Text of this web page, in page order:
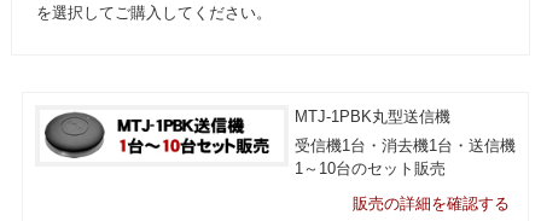
を選択してご購入してください。
MTJ-1PBK丸型送信機
受信機1台・消去機1台・送信機
1～10台のセット販売
販売の詳細を確認する